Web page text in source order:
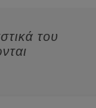
του